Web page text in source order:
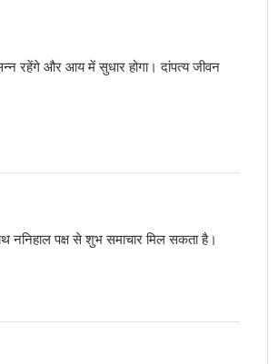
रहेंगे और आय में सुधार होगा। दांपत्य जीवन
ननिहाल पक्ष से शुभ समाचार मिल सकता है।